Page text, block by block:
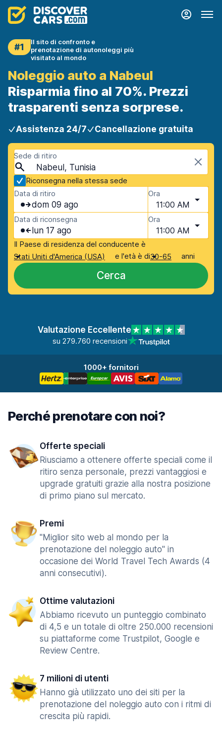
#1
Il sito di confronto e
prenotazione di autonoleggi più
visitato al mondo
Noleggio auto a Nabeul
Risparmia fino al 70%. Prezzi
trasparenti senza sorprese.
Assistenza 24/7 Cancellazione gratuita
Sede di ritiro
Nabeul, Tunisia
Riconsegna nella stessa sede
Data di ritiro
dom 09 ago
Ora
11:00 AM
Data di riconsegna
lun 17 ago
Ora
11:00 AM
Il Paese di residenza del conducente è
Stati Uniti d'America (USA)
e l'età è di30-65 anni
Cerca
Valutazione Eccellente
su 279.760 recensioni
1000+ fornitori
Perché prenotare con noi?
Offerte speciali
Riusciamo a ottenere offerte speciali come il
ritiro senza personale, prezzi vantaggiosi e
upgrade gratuiti grazie alla nostra posizione
di primo piano sul mercato.
Premi
"Miglior sito web al mondo per la
prenotazione del noleggio auto" in
occasione dei World Travel Tech Awards (4
anni consecutivi).
Ottime valutazioni
Abbiamo ricevuto un punteggio combinato
di 4,5 e un totale di oltre 250.000 recensioni
su piattaforme come Trustpilot, Google e
Review Centre.
7 milioni di utenti
Hanno già utilizzato uno dei siti per la
prenotazione del noleggio auto con i ritmi di
crescita più rapidi.